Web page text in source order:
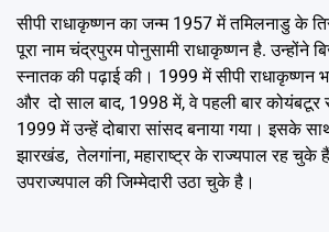
सीपी राधाकृष्णन का जन्म 1957 में तमिलनाडु के
पूरा नाम चंद्रपुरम पोनुसामी राधाकृष्णन है. उन्होंने
स्नातक की पढ़ाई की। 1999 में सीपी राधाकृष्णन
और दो साल बाद, 1998 में, वे पहली बार
1999 में उन्हें दोबारा सांसद बनाया गया। इसके
झारखंड, तेलगांना, महाराष्ट्र के राज्यपाल रह
उपराज्यपाल की जिम्मेदारी उठा चुके है।